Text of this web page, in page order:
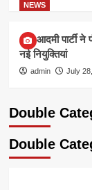
NEWS
आम आदमी पार्टी
नई नियुक्तियां
admin July
Double
Double